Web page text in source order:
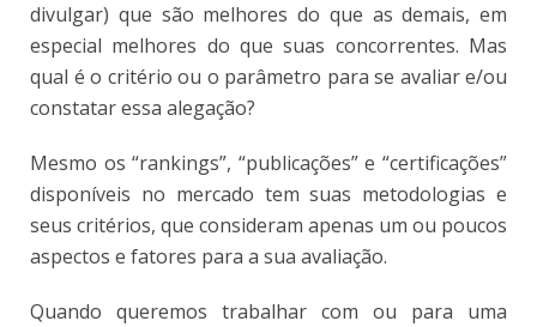
divulgar) que são melhores do que as demais, em
especial melhores do que suas concorrentes. Mas
qual é o critério ou o parâmetro para se avaliar e/ou
constatar essa alegação?
Mesmo os “rankings”, “publicações” e “certificações”
disponíveis no mercado tem suas metodologias e
seus critérios, que consideram apenas um ou poucos
aspectos e fatores para a sua avaliação.
Quando queremos trabalhar com ou para uma